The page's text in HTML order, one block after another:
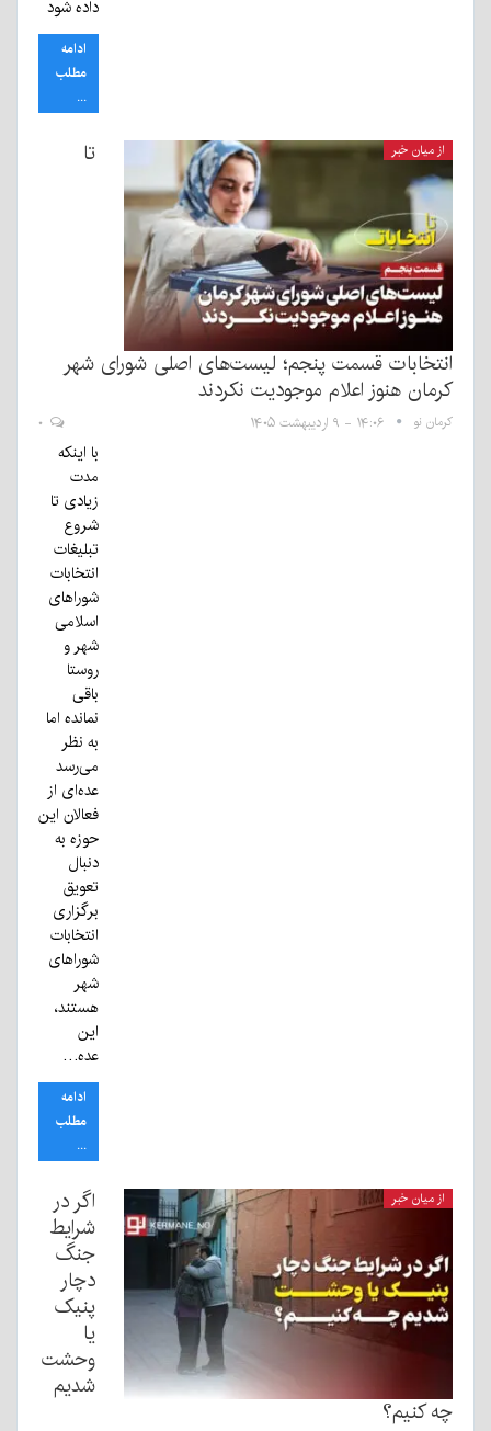
داده شود
ادامه
مطلب
...
از میان خبر تا
انتخابات قسمت پنجم؛ لیست‌های اصلی شورای شهر
کرمان هنوز اعلام موجودیت نکردند
کرمان نو ۱۴:۰۶ - ۹ اردیبهشت ۱۴۰۵
با اینکه
مدت
زیادی تا
شروع
تبلیغات
انتخابات
شوراهای
اسلامی
شهر و
روستا
باقی
نمانده اما
به نظر
می‌رسد
عده‌ای از
فعالان این
حوزه به
دنبال
تعویق
برگزاری
انتخابات
شوراهای
شهر
هستند،
این
عده…
ادامه
مطلب
...
از میان خبر
اگر در
شرایط
جنگ
دچار
پنیک
یا
وحشت
شدیم
چه کنیم؟